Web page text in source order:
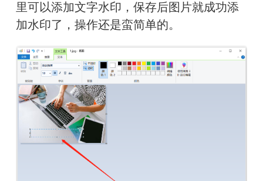
里可以添加文字水印，保存后图片就成功添
加水印了，操作还是蛮简单的。